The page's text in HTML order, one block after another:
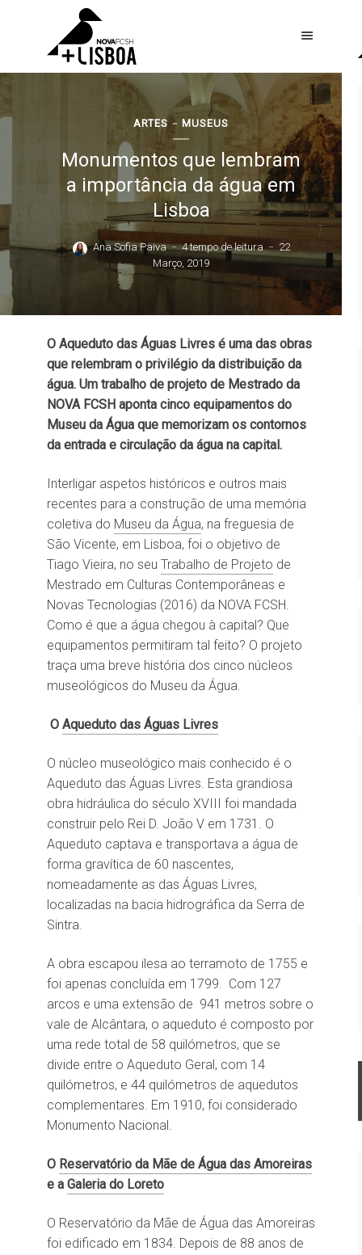
ARTES MUSEUS
Monumentos que lembram
a importância da água em
Lisboa
Ana Sofia Paiva 4 tempo de leitura
22
Março, 2019
O Aqueduto das Águas Livres é uma das obras
que relembram o privilégio da distribuição da
água. Um trabalho de projeto de Mestrado da
NOVA FCSH aponta cinco equipamentos do
Museu da Água que memorizam os contornos
da entrada e circulação da água na capital.
Interligar aspetos históricos e outros mais
recentes para a construção de uma memória
coletiva do Museu da Água, na freguesia de
São Vicente, em Lisboa, foi o objetivo de
Tiago Vieira, no seu Trabalho de Projeto de
Mestrado em Culturas Contemporâneas e
Novas Tecnologias (2016) da NOVA FCSH.
Como é que a água chegou à capital? Que
equipamentos permitiram tal feito? O projeto
traça uma breve história dos cinco núcleos
museológicos do Museu da Água.
O Aqueduto das Águas Livres
O núcleo museológico mais conhecido é o
Aqueduto das Águas Livres. Esta grandiosa
obra hidráulica do século XVIII foi mandada
construir pelo Rei D. João V em 1731. O
Aqueduto captava e transportava a água de
forma gravítica de 60 nascentes,
nomeadamente as das Águas Livres,
localizadas na bacia hidrográfica da Serra de
Sintra.
A obra escapou ilesa ao terramoto de 1755 e
foi apenas concluída em 1799. Com 127
arcos e uma extensão de 941 metros sobre o
vale de Alcântara, o aqueduto é composto por
uma rede total de 58 quilómetros, que se
divide entre o Aqueduto Geral, com 14
quilómetros, e 44 quilómetros de aquedutos
complementares. Em 1910, foi considerado
Monumento Nacional.
O Reservatório da Mãe de Água das Amoreiras
e a Galeria do Loreto
O Reservatório da Mãe de Água das Amoreiras
foi edificado em 1834. Depois de 88 anos de